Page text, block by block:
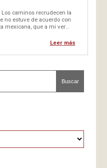
caminos recrudecen la
no estuve de acuerdo con
mexicana, que a mi ver
Leer más
Buscar